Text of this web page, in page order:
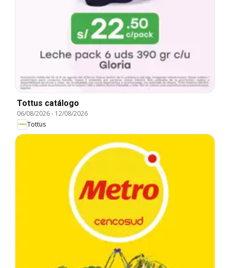
Tottus catálogo
06/08/2026- 12/08/2026
Tottus